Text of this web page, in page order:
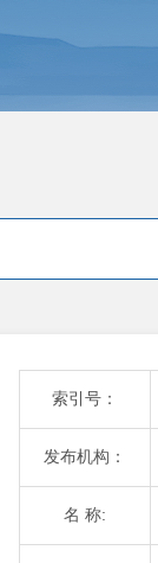
索引号：
发布机构：
名 称: